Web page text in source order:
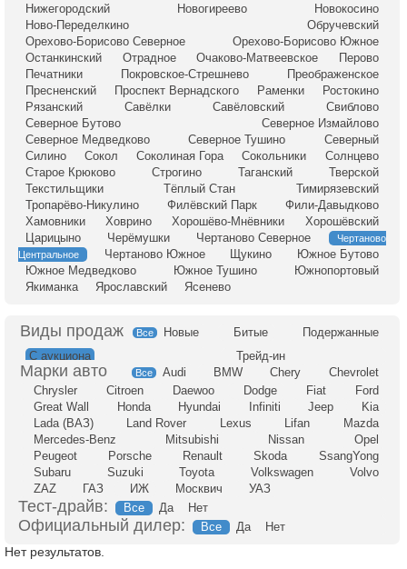
Нижегородский
Новогиреево
Новокосино
Ново-Переделкино
Обручевский
Орехово-Борисово Северное
Орехово-Борисово Южное
Останкинский
Отрадное Очаково-Матвеевское
Перово
Печатники
Покровское-Стрешнево
Преображенское
Пресненский
Проспект Вернадского Раменки
Ростокино
Рязанский
Савёлки Савёловский
Свиблово
Северное Бутово
Северное Измайлово
Северное Медведково
Северное Тушино
Северный
Силино
Сокол Соколиная Гора Сокольники
Солнцево
Старое Крюково
Строгино Таганский
Тверской
Текстильщики
Тёплый Стан
Тимирязевский
Тропарёво-Никулино
Филёвский Парк
Фили-Давыдково
Хамовники
Ховрино Хорошёво-Мнёвники
Хорошёвский
Царицыно
Черёмушки Чертаново Северное
Чертаново
Центральное
Чертаново Южное Щукино
Южное Бутово
Южное Медведково
Южное Тушино
Южнопортовый
Якиманка
Ярославский Ясенево
Все Новые Битые
Подержанные
С аукциона
Трейд-ин
Все Audi BMW Chery
Chevrolet
Chrysler
Citroen Daewoo Dodge Fiat
Ford
Great Wall
Honda Hyundai Infiniti Jeep
Kia
Lada (ВАЗ)
Land Rover Lexus Lifan
Mazda
Mercedes-Benz
Mitsubishi Nissan
Opel
Peugeot
Porsche Renault Skoda
SsangYong
Subaru
Suzuki Toyota Volkswagen
Volvo
ZAZ
ГАЗ ИЖ Москвич УАЗ
Тест-драйв: Все Да Нет
Официальный дилер: Все Да Нет
Нет результатов.